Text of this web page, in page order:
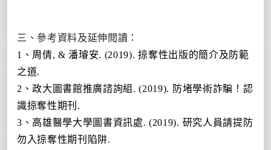
三、參考資料及延伸閱讀：
1、 周倩, &潘璿安. (2019).掠奪性出版的簡介及防範
之道.
2、政大圖書館推廣諮詢組 . (2019). 防堵學術詐騙！認
識掠奪性期刊 .
3、 高雄醫學大學圖書資訊處. (2019). 研究人員請提防
勿入掠奪性期刊陷阱.